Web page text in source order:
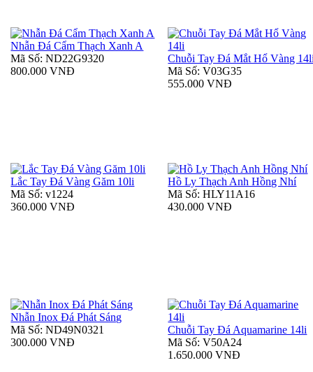
Nhẫn Đá Cẩm Thạch Xanh A
Mã Số: ND22G9320
800.000 VNĐ
Chuỗi Tay Đá Mắt Hổ Vàng
Mã Số: V03G35
555.000 VNĐ
Lắc Tay Đá Vàng Găm 10li
Mã Số: v1224
360.000 VNĐ
Hồ Ly Thạch Anh Hồng Nhí
Mã Số: HLY11A16
430.000 VNĐ
Nhẫn Inox Đá Phát Sáng
Mã Số: ND49N0321
300.000 VNĐ
Chuỗi Tay Đá Aquamarine 14li
Mã Số: V50A24
1.650.000 VNĐ